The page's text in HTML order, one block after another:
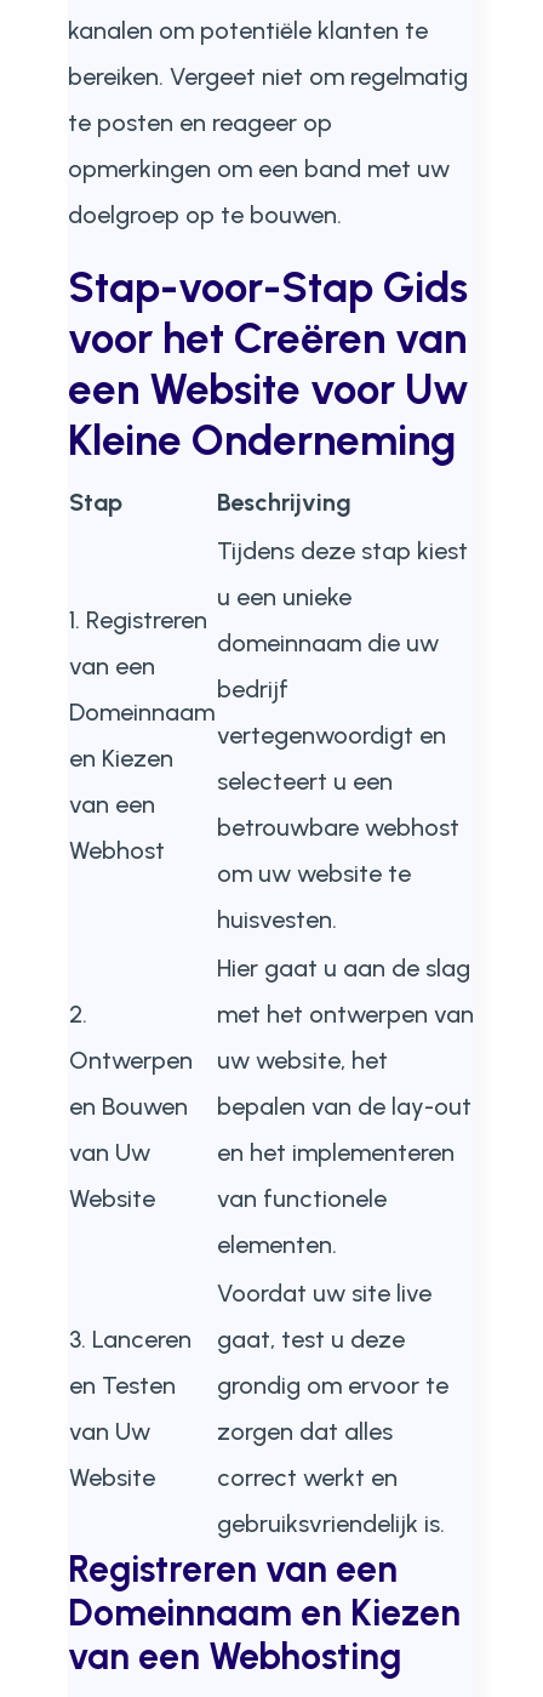
kanalen om potentiële klanten te
bereiken. Vergeet niet om regelmatig
te posten en reageer op
opmerkingen om een band met uw
doelgroep op te bouwen.
Stap-voor-Stap Gids
voor het Creëren van
een Website voor Uw
Kleine Onderneming
Stap Beschrijving
1. Registreren
van een
Domeinnaam
en Kiezen
van een
Webhost
Tijdens deze stap kiest
u een unieke
domeinnaam die uw
bedrijf
vertegenwoordigt en
selecteert u een
betrouwbare webhost
om uw website te
huisvesten.
2.
Ontwerpen
en Bouwen
van Uw
Website
Hier gaat u aan de slag
met het ontwerpen van
uw website, het
bepalen van de lay-out
en het implementeren
van functionele
elementen.
3. Lanceren
en Testen
van Uw
Website
Voordat uw site live
gaat, test u deze
grondig om ervoor te
zorgen dat alles
correct werkt en
gebruiksvriendelijk is.
Registreren van een
Domeinnaam en Kiezen
van een Webhosting